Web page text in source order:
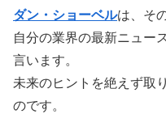
ダン・ショーベルは、そ
自分の業界の最新ニュー
言います。
未来のヒントを絶えず取
のです。